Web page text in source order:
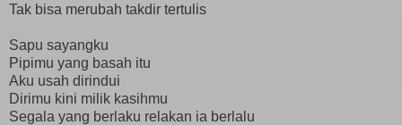
Tak bisa merubah takdir tertulis
Sapu sayangku
Pipimu yang basah itu
Aku usah dirindui
Dirimu kini milik kasihmu
Segala yang berlaku relakan ia berlalu